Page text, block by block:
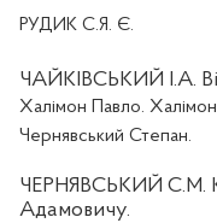
РУДИК С.Я. Є.
ЧАЙКІВСЬКИЙ І.А.
Халімон Павло.
Чернявський Степан.
ЧЕРНЯВСЬКИЙ С.М.
Адамовичу.